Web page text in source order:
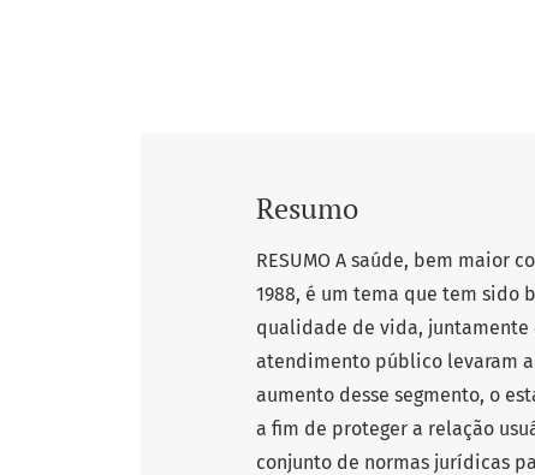
Resumo
RESUMO A saúde, bem maior
1988, é um tema que tem sido
qualidade de vida, juntamente
atendimento público levaram
aumento desse segmento, o
a fim de proteger a relação
conjunto de normas jurídicas